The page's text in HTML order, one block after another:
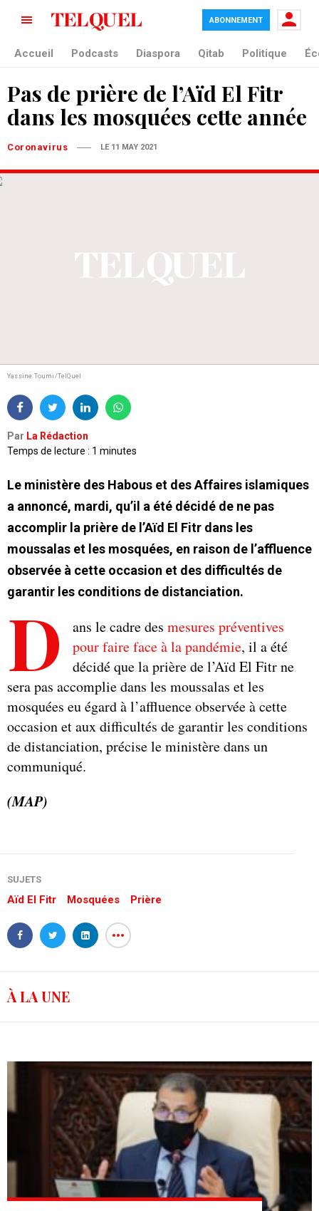
ABONNEMENT
Accueil Podcasts Diaspora Qitab Politique
Pas de prière de l’Aïd El Fitr
dans les mosquées cette année
Coronavirus LE 11 MAY 2021
Yassine Toumi/TelQuel
Par La Rédaction
Temps de lecture : 1 minutes
Le ministère des Habous et des Affaires islamiques
a annoncé, mardi, qu’il a été décidé de ne pas
accomplir la prière de l’Aïd El Fitr dans les
moussalas et les mosquées, en raison de l’affluence
observée à cette occasion et des difficultés de
garantir les conditions de distanciation.
D ans le cadre des mesures préventives
pour faire face à la pandémie, il a été
décidé que la prière de l’Aïd El Fitr ne
sera pas accomplie dans les moussalas et les
mosquées eu égard à l’affluence observée à cette
occasion et aux difficultés de garantir les conditions
de distanciation, précise le ministère dans un
communiqué.
(MAP)
SUJETS
Aïd El Fitr Mosquées Prière
À LA UNE